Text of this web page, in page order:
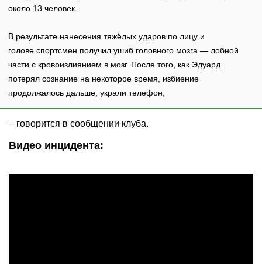
около 13 человек.
В результате нанесения тяжёлых ударов по лицу и
голове спортсмен получил ушиб головного мозга — лобной
части с кровоизлиянием в мозг. После того, как Эдуард
потерял сознание на некоторое время, избиение
продолжалось дальше, украли телефон,
– говорится в сообщении клуба.
Видео инцидента: